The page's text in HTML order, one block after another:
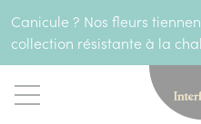
Canicule ? Nos fleurs
collection résistante à la